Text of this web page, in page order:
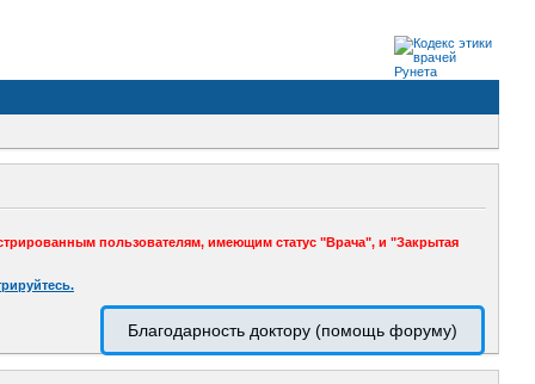
пользователям, имеющим статус "Врача", и "Закрытая
Благодарность доктору (помощь форуму)